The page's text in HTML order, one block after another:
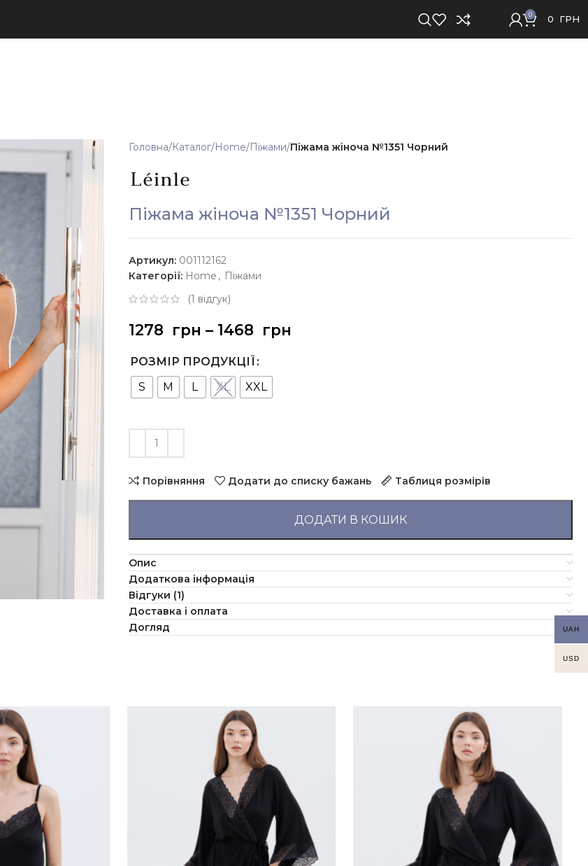
0 0 ГРН
Головна Каталог Home Піжами Піжама жіноча №1351 Чорний
Піжама жіноча №1351 Чорний
Артикул: 001112162
Категорії: Home , Піжами
(1 відгук)
1278 грн – 1468 грн
РОЗМІР ПРОДУКЦІЇ
S
M L XL XXL
Порівняння Додати до списку бажань Таблиця розмірів
ДОДАТИ В КОШИК
Опис
Додаткова інформація
Відгуки (1)
Доставка і оплата
Догляд
UAH
USD